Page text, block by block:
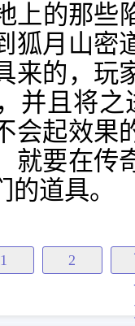
上的那些
狐月山密
来的，玩
并且将
会起效果
就要在传
道具。
1 2